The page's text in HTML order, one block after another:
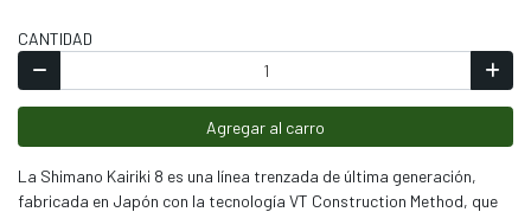
CANTIDAD
Agregar al carro
La Shimano Kairiki 8 es una línea trenzada de última generación,
fabricada en Japón con la tecnología VT Construction Method, que